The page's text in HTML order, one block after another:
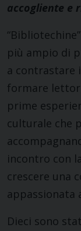
accogliente e
più ampio di
a contrastare
formare
prime
culturale che
incontro con
crescere una
appassionata
Dieci sono